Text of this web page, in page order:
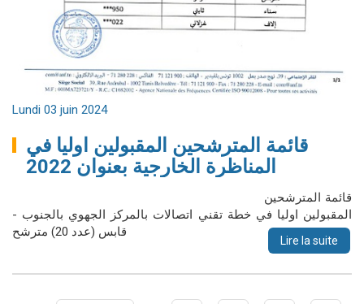
Lundi 03 juin 2024
قائمة المترشحين المقبولين اوليا في
المناظرة الخارجية بعنوان 2022
المقبولين اوليا في خطة تقني اتصالات بالمركز الجهوي بالجنوب -
Lire la suite